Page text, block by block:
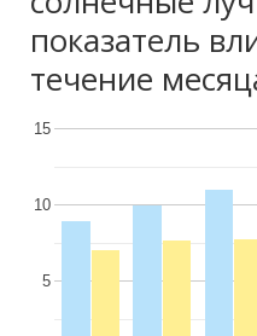
показатель
течение
5
10
15